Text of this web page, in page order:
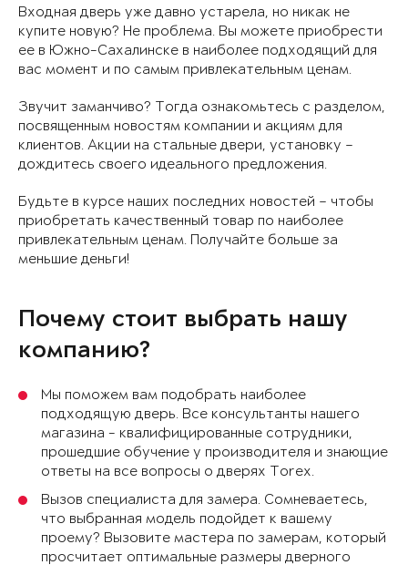
Входная дверь уже давно устарела, но никак не
купите новую? Не проблема. Вы можете приобрести
ее в Южно-Сахалинске в наиболее подходящий для
вас момент и по самым привлекательным ценам.
Звучит заманчиво? Тогда ознакомьтесь с разделом,
посвященным новостям компании и акциям для
клиентов. Акции на стальные двери, установку –
дождитесь своего идеального предложения.
Будьте в курсе наших последних новостей – чтобы
приобретать качественный товар по наиболее
привлекательным ценам. Получайте больше за
меньшие деньги!
Почему стоит выбрать нашу
компанию?
Мы поможем вам подобрать наиболее
подходящую дверь. Все консультанты нашего
магазина - квалифицированные сотрудники,
прошедшие обучение у производителя и знающие
ответы на все вопросы о дверях Torex.
Вызов специалиста для замера. Сомневаетесь,
что выбранная модель подойдет к вашему
проему? Вызовите мастера по замерам, который
просчитает оптимальные размеры дверного